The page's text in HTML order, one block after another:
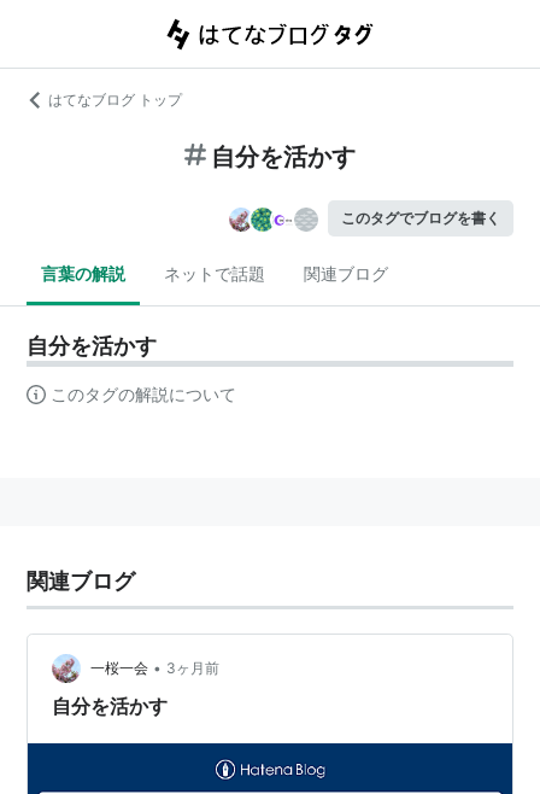
はてなブログ トップ
自分を活かす
このタグでブログを書く
言葉の解説 ネットで話題 関連ブログ
自分を活かす
このタグの解説について
関連ブログ
一桜一会 • 3ヶ月前
自分を活かす